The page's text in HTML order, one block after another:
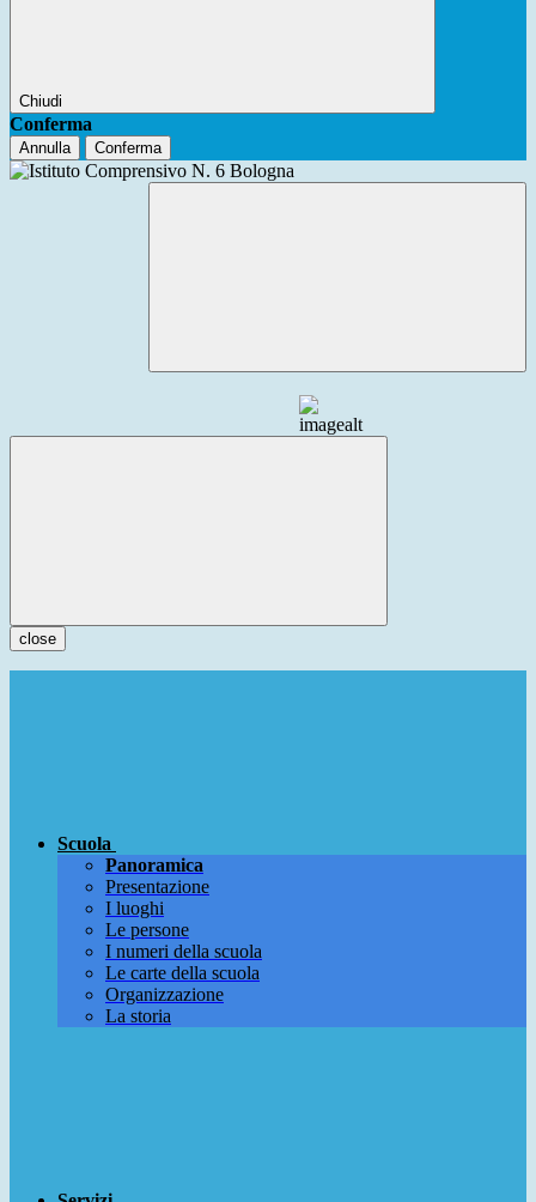
Chiudi
Conferma
Annulla Conferma
close
Scuola
Panoramica
Presentazione
I luoghi
Le persone
I numeri della scuola
Le carte della scuola
Organizzazione
La storia